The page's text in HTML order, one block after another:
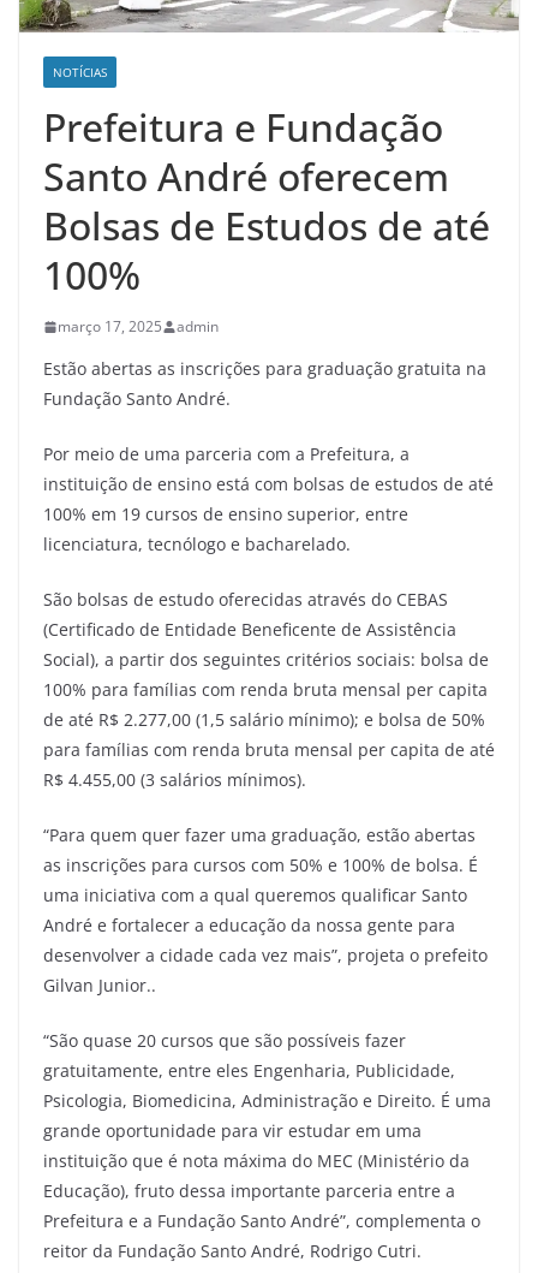
NOTÍCIAS
Prefeitura e Fundação
Santo André oferecem
Bolsas de Estudos de até
100%
março 17, 2025 admin
Estão abertas as inscrições para graduação gratuita na
Fundação Santo André.
Por meio de uma parceria com a Prefeitura, a
instituição de ensino está com bolsas de estudos de até
100% em 19 cursos de ensino superior, entre
licenciatura, tecnólogo e bacharelado.
São bolsas de estudo oferecidas através do CEBAS
(Certificado de Entidade Beneficente de Assistência
Social), a partir dos seguintes critérios sociais: bolsa de
100% para famílias com renda bruta mensal per capita
de até R$ 2.277,00 (1,5 salário mínimo); e bolsa de 50%
para famílias com renda bruta mensal per capita de até
R$ 4.455,00 (3 salários mínimos).
“Para quem quer fazer uma graduação, estão abertas
as inscrições para cursos com 50% e 100% de bolsa. É
uma iniciativa com a qual queremos qualificar Santo
André e fortalecer a educação da nossa gente para
desenvolver a cidade cada vez mais”, projeta o prefeito
Gilvan Junior..
“São quase 20 cursos que são possíveis fazer
gratuitamente, entre eles Engenharia, Publicidade,
Psicologia, Biomedicina, Administração e Direito. É uma
grande oportunidade para vir estudar em uma
instituição que é nota máxima do MEC (Ministério da
Educação), fruto dessa importante parceria entre a
Prefeitura e a Fundação Santo André”, complementa o
reitor da Fundação Santo André, Rodrigo Cutri.